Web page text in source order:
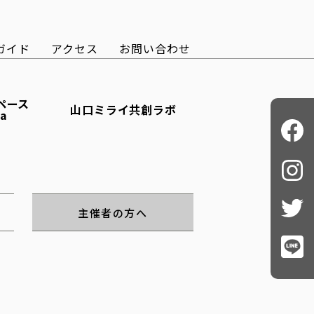
イド アクセス お問い合わせ
ース 山口ミライ共創ラボ
主催者の方へ